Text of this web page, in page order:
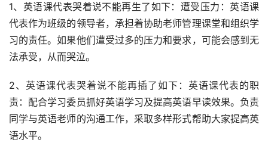
1、英语课代表哭着说不能再生了如下：遭受压力：英语课
代表作为班级的领导者，承担着协助老师管理课堂和组织学
习的责任。如果他们遭受过多的压力和要求，可能会感到无
法承受，从而哭泣。
2、英语课代表哭着说不能再插了如下：英语课代表的职
责：配合学习委员抓好英语学习及提高英语早读效果。负责
同学与英语老师的沟通工作，采取多样形式帮助大家提高英
语水平。